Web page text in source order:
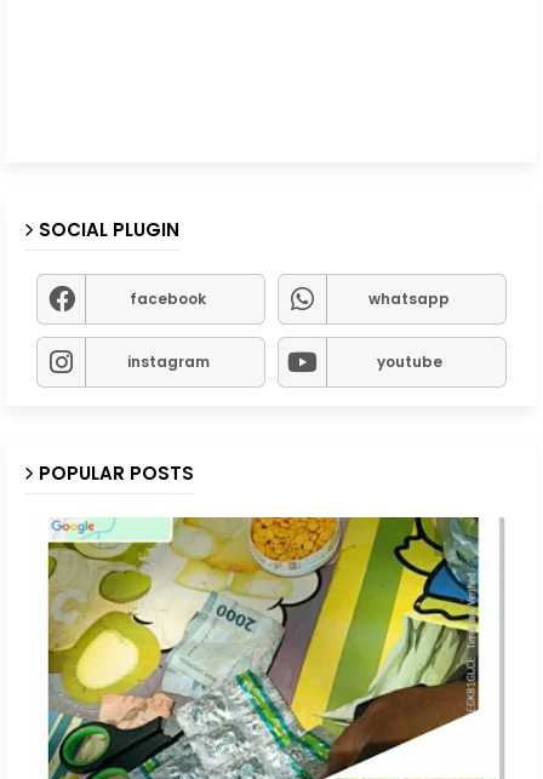
SOCIAL PLUGIN
facebook whatsapp
instagram youtube
POPULAR POSTS